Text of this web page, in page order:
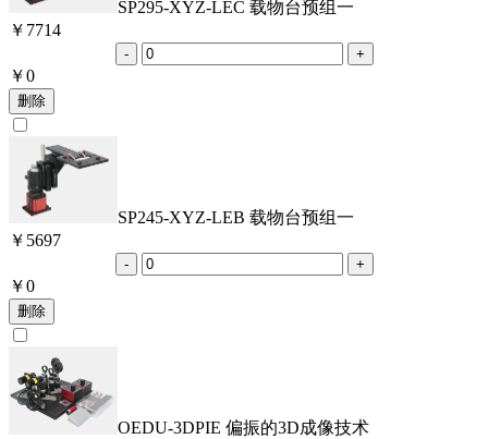
SP295-XYZ-LEC 载物台预组一
￥ 7714
￥0
SP245-XYZ-LEB 载物台预组一
￥ 5697
￥0
OEDU-3DPIE 偏振的3D成像技术